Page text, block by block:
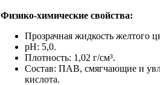
Физико-химические свойства:
Прозрачная жидкость желтого
pH: 5,0.
Плотность: 1,02 г/см³.
Состав: ПАВ, смягчающие и
кислота.